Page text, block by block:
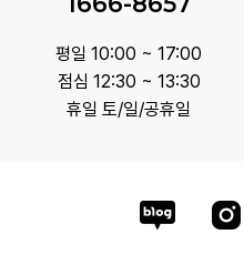
평일 10:00 ~ 17:00
점심 12:30 ~ 13:30
휴일 토/일/공휴일